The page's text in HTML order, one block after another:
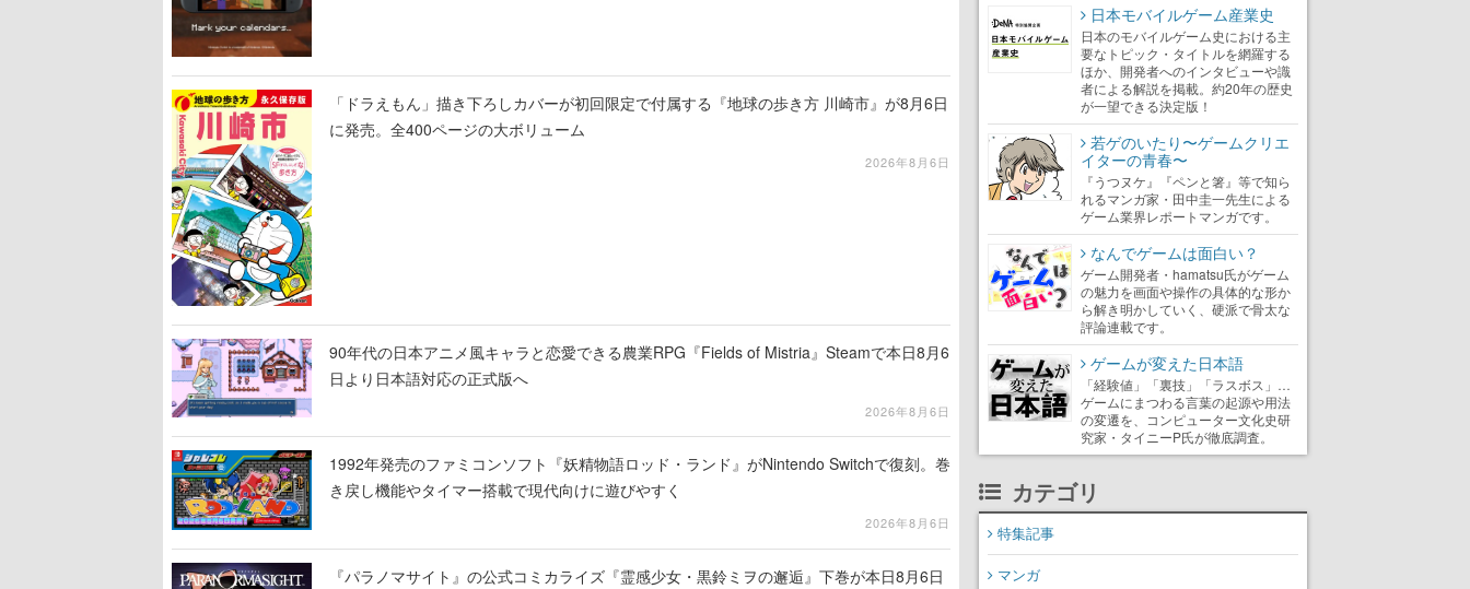
「ドラえもん」描き下ろしカバーが初回限定で付属する『地球の歩き方 川崎市』が8月6日
に発売。全400ページの大ボリューム
2026年8月6日
90年代の日本アニメ風キャラと恋愛できる農業RPG『Fields of Mistria』Steamで本日8月6
日より日本語対応の正式版へ
2026年8月6日
1992年発売のファミコンソフト『妖精物語ロッド・ランド』がNintendo Switchで復刻。巻
き戻し機能やタイマー搭載で現代向けに遊びやすく
2026年8月6日
『パラノマサイト』の公式コミカライズ『霊感少女・黒鈴ミヲの邂逅』下巻が本日8月6日
日本モバイルゲーム産業史
日本のモバイルゲーム史における主
要なトピック・タイトルを網羅する
ほか、開発者へのインタビューや識
者による解説を掲載。約20年の歴史
が一望できる決定版！
若ゲのいたり〜ゲームクリエ
イターの青春〜
『うつヌケ』『ペンと箸』等で知ら
れるマンガ家・田中圭一先生による
ゲーム業界レポートマンガです。
なんでゲームは面白い？
ゲーム開発者・hamatsu氏がゲーム
の魅力を画面や操作の具体的な形か
ら解き明かしていく、硬派で骨太な
評論連載です。
ゲームが変えた日本語
「経験値」「裏技」「ラスボス」…
ゲームにまつわる言葉の起源や用法
の変遷を、コンピューター文化史研
究家・タイニーP氏が徹底調査。
カテゴリ
特集記事
マンガ